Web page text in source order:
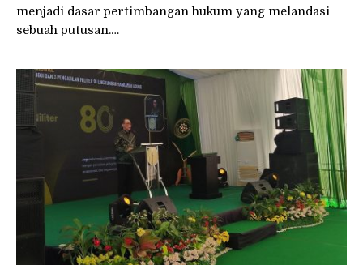
menjadi dasar pertimbangan hukum yang melandasi
sebuah putusan.…